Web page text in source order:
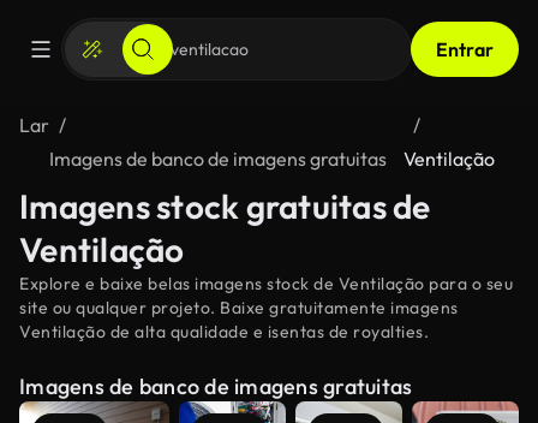
Entrar
Lar
Imagens de banco de imagens gratuitas
Ventilação
Imagens stock gratuitas de
Ventilação
Explore e baixe belas imagens stock de Ventilação para o seu
site ou qualquer projeto. Baixe gratuitamente imagens
Ventilação de alta qualidade e isentas de royalties.
Imagens de banco de imagens gratuitas